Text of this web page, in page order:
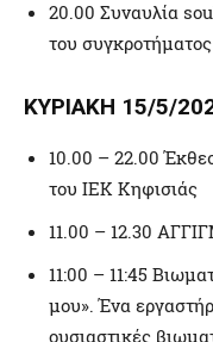
20.00 Συναυλία
του
ΚΥΡΙΑΚΗ 15/5/
10.00 – 22.00
του ΙΕΚ Κηφισιάς
11.00 – 12.30
11:00 – 11:45
μου». Ένα
ουσιαστικές